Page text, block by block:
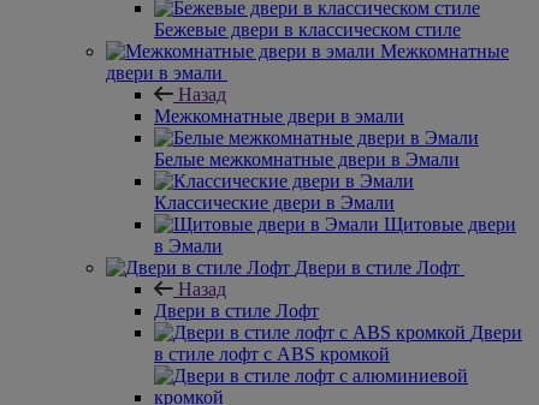
Бежевые двери в классическом стиле
Межкомнатные
двери в эмали
Назад
Межкомнатные двери в эмали
Белые межкомнатные двери в Эмали
Классические двери в Эмали
Щитовые двери
в Эмали
Двери в стиле Лофт
Назад
Двери в стиле Лофт
Двери
в стиле лофт с ABS кромкой